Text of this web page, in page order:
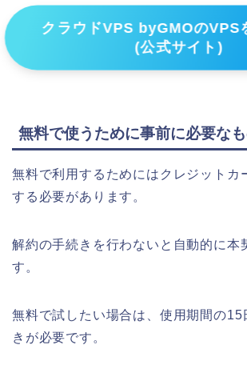
クラウドVPS byGMOのVPS
(公式サイト)
無料で使うために事前に必要な
無料で利用するためにはクレジットカ
する必要があります。
解約の手続きを行わないと自動的に本
す。
無料で試したい場合は、使用期間の15
きが必要です。